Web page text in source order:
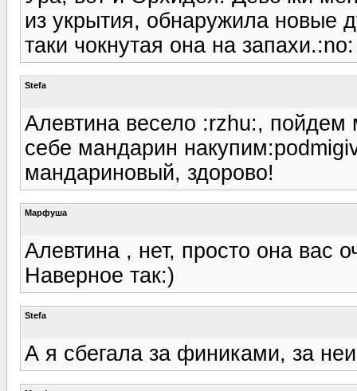
из укрытия, обнаружила новые
таки чокнутая она на запахи.:no:
Stefa
Алевтина весело :rzhu:,
себе мандарин
мандариновый, здорово!
Марфуша
Алевтина , нет, просто она вас
Наверное так:)
Stefa
А я сбегала за финиками, за